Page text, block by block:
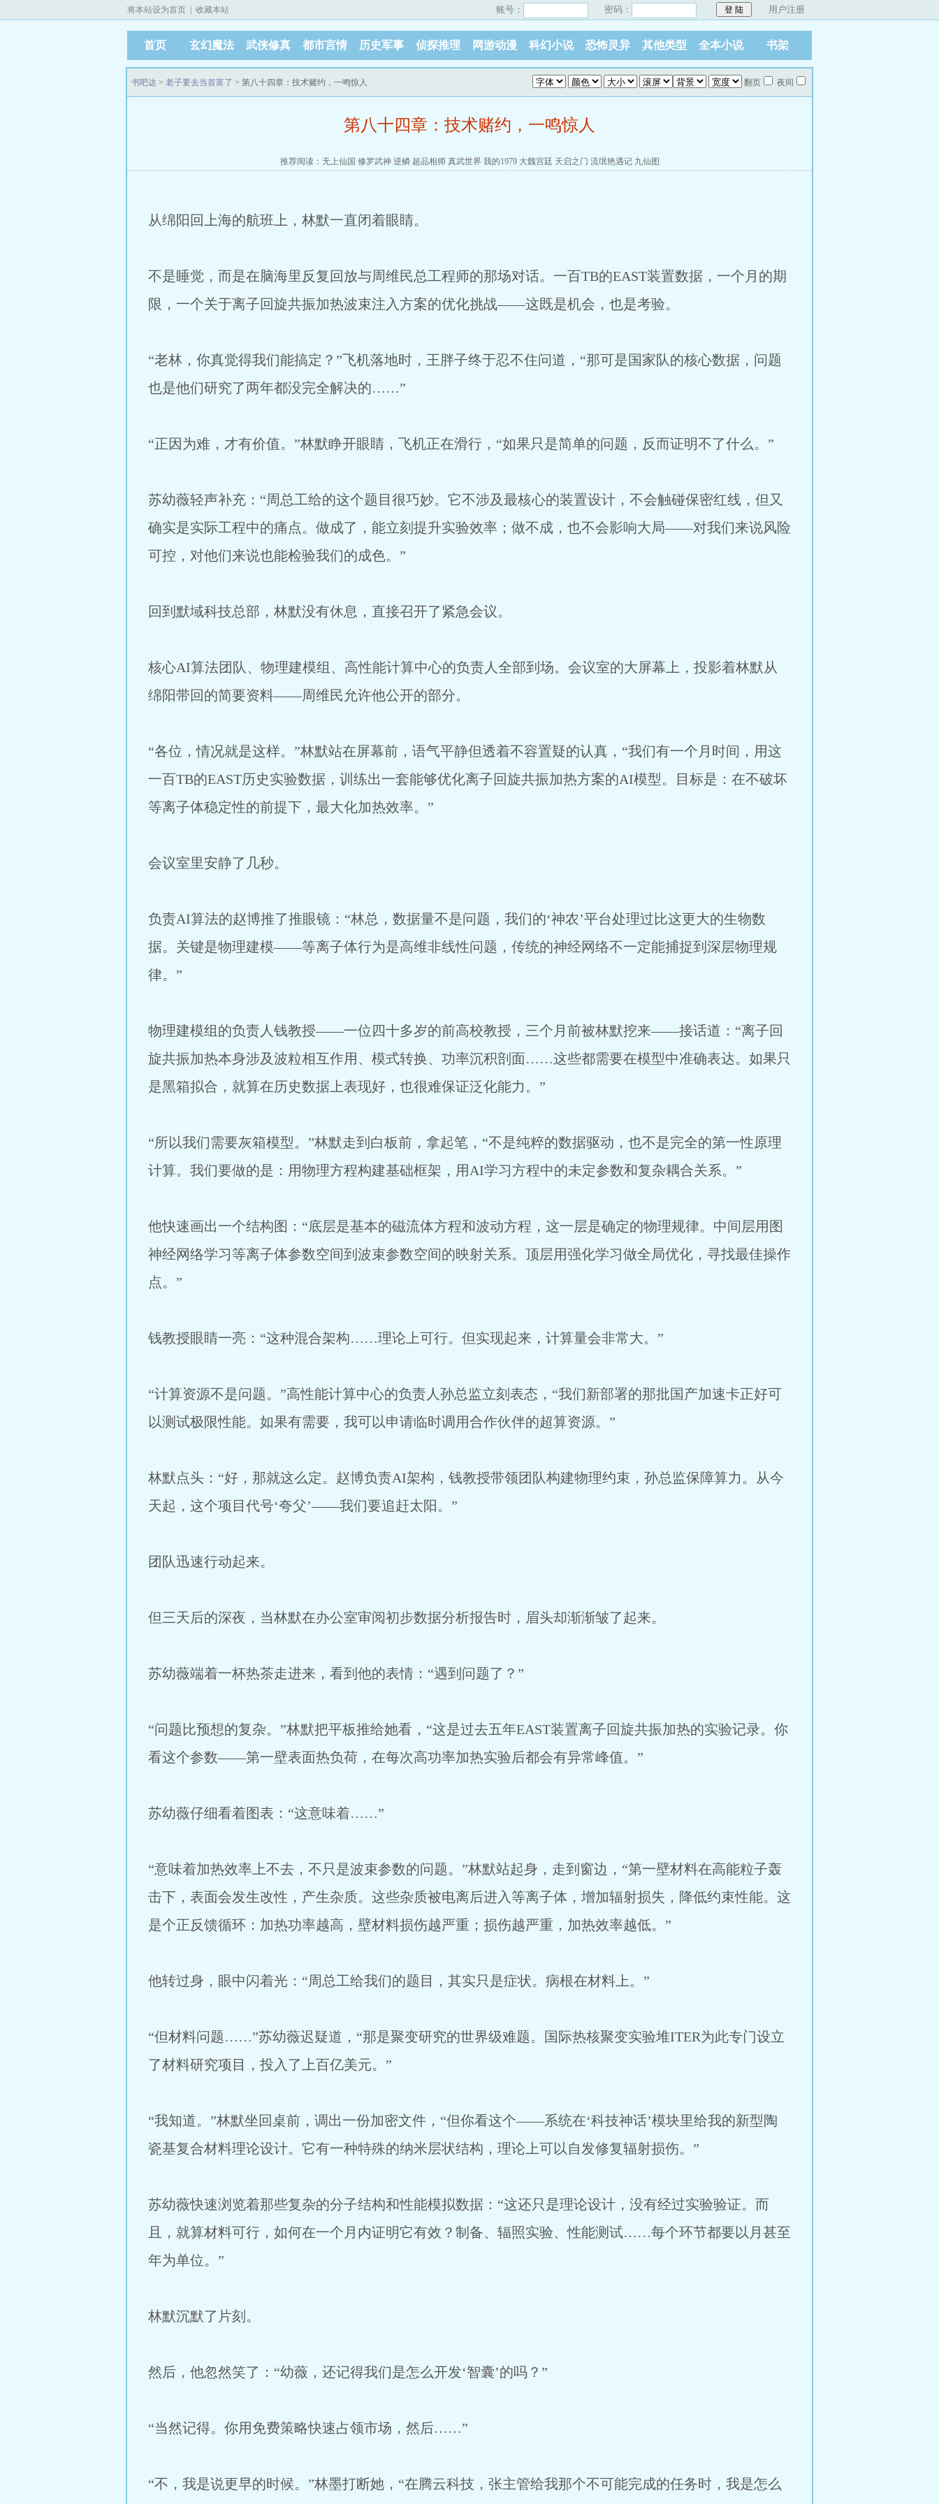
将本站设为首页 收藏本站 账号： 密码： 用户注册
首页 玄幻魔法 武侠修真 都市言情 历史军事 侦探推理 网游动漫 科幻小说 恐怖灵异 其他类型 全本小说 书架
书吧达 > 老子要去当首富了 > 第八十四章：技术赌约，一鸣惊人 翻页 夜间
第八十四章：技术赌约，一鸣惊人
推荐阅读： 无上仙国 修罗武神 逆鳞 超品相师 真武世界 我的1979 大魏宫廷 天启之门 流氓艳遇记 九仙图
从绵阳回上海的航班上，林默一直闭着眼睛。
不是睡觉，而是在脑海里反复回放与周维民总工程师的那场对话。一百TB的EAST装置数据，一个月的期
限，一个关于离子回旋共振加热波束注入方案的优化挑战——这既是机会，也是考验。
“老林，你真觉得我们能搞定？”飞机落地时，王胖子终于忍不住问道，“那可是国家队的核心数据，问题
也是他们研究了两年都没完全解决的……”
“正因为难，才有价值。”林默睁开眼睛，飞机正在滑行，“如果只是简单的问题，反而证明不了什么。”
苏幼薇轻声补充：“周总工给的这个题目很巧妙。它不涉及最核心的装置设计，不会触碰保密红线，但又
确实是实际工程中的痛点。做成了，能立刻提升实验效率；做不成，也不会影响大局——对我们来说风险
可控，对他们来说也能检验我们的成色。”
回到默域科技总部，林默没有休息，直接召开了紧急会议。
核心AI算法团队、物理建模组、高性能计算中心的负责人全部到场。会议室的大屏幕上，投影着林默从
绵阳带回的简要资料——周维民允许他公开的部分。
“各位，情况就是这样。”林默站在屏幕前，语气平静但透着不容置疑的认真，“我们有一个月时间，用这
一百TB的EAST历史实验数据，训练出一套能够优化离子回旋共振加热方案的AI模型。目标是：在不破坏
等离子体稳定性的前提下，最大化加热效率。”
会议室里安静了几秒。
负责AI算法的赵博推了推眼镜：“林总，数据量不是问题，我们的‘神农’平台处理过比这更大的生物数
据。关键是物理建模——等离子体行为是高维非线性问题，传统的神经网络不一定能捕捉到深层物理规
律。”
物理建模组的负责人钱教授——一位四十多岁的前高校教授，三个月前被林默挖来——接话道：“离子回
旋共振加热本身涉及波粒相互作用、模式转换、功率沉积剖面……这些都需要在模型中准确表达。如果只
是黑箱拟合，就算在历史数据上表现好，也很难保证泛化能力。”
“所以我们需要灰箱模型。”林默走到白板前，拿起笔，“不是纯粹的数据驱动，也不是完全的第一性原理
计算。我们要做的是：用物理方程构建基础框架，用AI学习方程中的未定参数和复杂耦合关系。”
他快速画出一个结构图：“底层是基本的磁流体方程和波动方程，这一层是确定的物理规律。中间层用图
神经网络学习等离子体参数空间到波束参数空间的映射关系。顶层用强化学习做全局优化，寻找最佳操作
点。”
钱教授眼睛一亮：“这种混合架构……理论上可行。但实现起来，计算量会非常大。”
“计算资源不是问题。”高性能计算中心的负责人孙总监立刻表态，“我们新部署的那批国产加速卡正好可
以测试极限性能。如果有需要，我可以申请临时调用合作伙伴的超算资源。”
林默点头：“好，那就这么定。赵博负责AI架构，钱教授带领团队构建物理约束，孙总监保障算力。从今
天起，这个项目代号‘夸父’——我们要追赶太阳。”
团队迅速行动起来。
但三天后的深夜，当林默在办公室审阅初步数据分析报告时，眉头却渐渐皱了起来。
苏幼薇端着一杯热茶走进来，看到他的表情：“遇到问题了？”
“问题比预想的复杂。”林默把平板推给她看，“这是过去五年EAST装置离子回旋共振加热的实验记录。你
看这个参数——第一壁表面热负荷，在每次高功率加热实验后都会有异常峰值。”
苏幼薇仔细看着图表：“这意味着……”
“意味着加热效率上不去，不只是波束参数的问题。”林默站起身，走到窗边，“第一壁材料在高能粒子轰
击下，表面会发生改性，产生杂质。这些杂质被电离后进入等离子体，增加辐射损失，降低约束性能。这
是个正反馈循环：加热功率越高，壁材料损伤越严重；损伤越严重，加热效率越低。”
他转过身，眼中闪着光：“周总工给我们的题目，其实只是症状。病根在材料上。”
“但材料问题……”苏幼薇迟疑道，“那是聚变研究的世界级难题。国际热核聚变实验堆ITER为此专门设立
了材料研究项目，投入了上百亿美元。”
“我知道。”林默坐回桌前，调出一份加密文件，“但你看这个——系统在‘科技神话’模块里给我的新型陶
瓷基复合材料理论设计。它有一种特殊的纳米层状结构，理论上可以自发修复辐射损伤。”
苏幼薇快速浏览着那些复杂的分子结构和性能模拟数据：“这还只是理论设计，没有经过实验验证。而
且，就算材料可行，如何在一个月内证明它有效？制备、辐照实验、性能测试……每个环节都要以月甚至
年为单位。”
林默沉默了片刻。
然后，他忽然笑了：“幼薇，还记得我们是怎么开发‘智囊’的吗？”
“当然记得。你用免费策略快速占领市场，然后……”
“不，我是说更早的时候。”林墨打断她，“在腾云科技，张主管给我那个不可能完成的任务时，我是怎么